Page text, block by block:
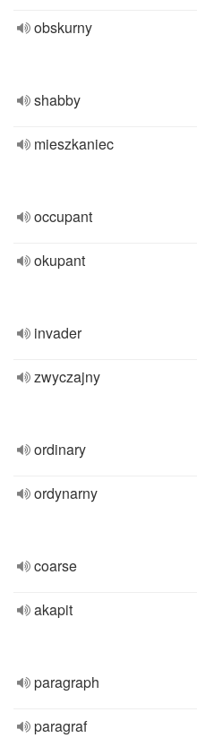
obskurny
shabby
mieszkaniec
occupant
okupant
invader
zwyczajny
ordinary
ordynarny
coarse
akapit
paragraph
paragraf